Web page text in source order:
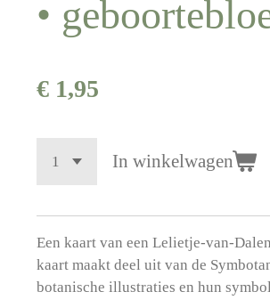
•
€ 1,95
In winkelwagen
Een kaart van een Lelietje-van-
kaart maakt deel uit van de
botanische illustraties en hun